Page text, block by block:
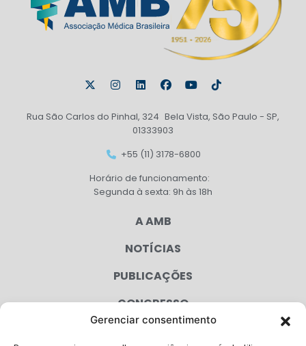
Gerenciar consentimento
Rua São Carlos do Pinhal, 324 Bela Vista, São Paulo - SP,
01333903
+55 (11) 3178-6800
Horário de funcionamento:
Segunda à sexta: 9h às 18h
A AMB
NOTÍCIAS
PUBLICAÇÕES
CONGRESSO